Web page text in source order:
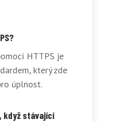
HTTPS je
který zde
úplnost.
když stávající